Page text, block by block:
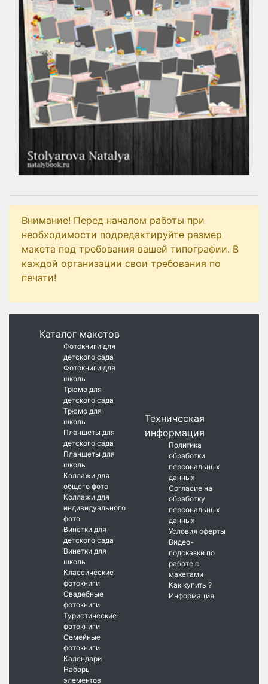
Внимание! Перед началом работы при
необходимости подредактируйте размер
макета под требования вашей типографии. В
каждой организации свои требования по
печати!
Каталог макетов
Фотокниги для
детского сада
Фотокниги для
школы
Трюмо для
детского сада
Трюмо для
школы
Планшеты для
детского сада
Планшеты для
школы
Коллажи для
общего фото
Коллажи для
индивидуального
фото
Винетки для
детского сада
Винетки для
школы
Классические
фотокниги
Свадебные
фотокниги
Туристические
фотокниги
Семейные
фотокниги
Календари
Наборы
элементов
Техническая
информация
Политика
обработки
персональных
данных
Согласие на
обработку
персональных
данных
Условия оферты
Видео-
подсказки по
работе с
макетами
Как купить ?
Информация